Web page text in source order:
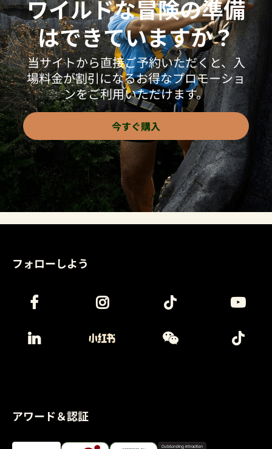
ワイルドな冒険の準備
はできていますか？
当サイトから直接ご予約いただくと、入
場料金が割引になるお得なプロモーショ
ンをご利用いただけます。
今すぐ購入
フォローしよう
アワード＆認証